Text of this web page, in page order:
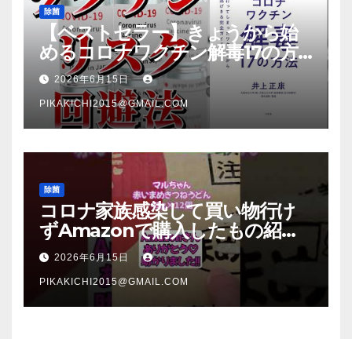
除菌
【ベストセラー】きょうから始
めるコロナワクチン解毒17の方
法【本要約】
2026年6月15日
PIKAKICHI2015@GMAIL.COM
除菌
コロナ家族感染して買い物行け
ずAmazonで購入したもの紹
介 #Shorts
2026年6月15日
PIKAKICHI2015@GMAIL.COM